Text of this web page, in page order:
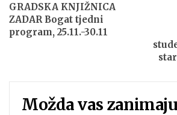
GRADSKA KNJIŽNICA
ZADAR Bogat tjedni
program, 25.11.-30.11
Možda vas